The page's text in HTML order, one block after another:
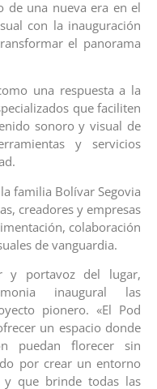
de una nueva era en el
con la inauguración
el panorama
una respuesta a la
que faciliten
sonoro y visual de
y servicios
familia Bolívar Segovia
creadores y empresas
colaboración
de vanguardia.
y portavoz del lugar,
inaugural las
pionero. «El Pod
un espacio donde
puedan florecer sin
por crear un entorno
que brinde todas las